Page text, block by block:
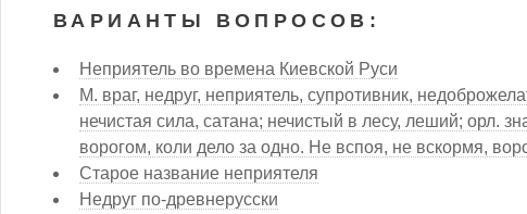
ВАРИАНТЫ ВОПРОСОВ:
Неприятель во времена Киевской Руси
М. враг, недруг, неприятель, супротивник,
нечистая сила, сатана; нечистый в лесу, леший; орл.
ворогом, коли дело за одно. Не вспоя, не вскормя,
Старое название неприятеля
Недруг по-древнерусски